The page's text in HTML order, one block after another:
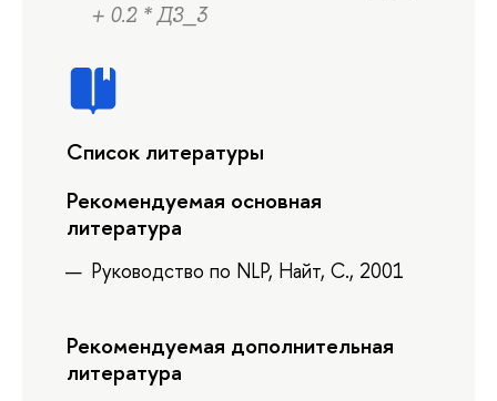
+ 0.2 * ДЗ_3
Список литературы
Рекомендуемая основная
литература
Руководство по NLP, Найт, С., 2001
Рекомендуемая дополнительная
литература